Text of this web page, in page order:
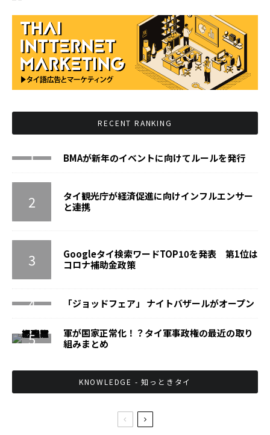
RECENT RANKING
BMAが新年のイベントに向けてルールを発行
タイ観光庁が経済促進に向けインフルエンサー
と連携
Googleタイ検索ワードTOP10を発表 第1位は
コロナ補助金政策
「ジョッドフェア」 ナイトバザールがオープン
軍が国家正常化！？タイ軍事政権の最近の取り
組みまとめ
KNOWLEDGE - 知っときタイ